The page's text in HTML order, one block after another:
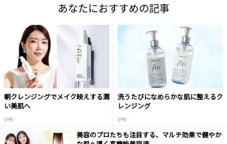
あなたにおすすめの記事
朝クレンジングでメイク映えする潤
い美肌へ
(PR)
洗うたびになめらかな肌に整えるク
レンジング
(PR)
美容のプロたちも注目する、マルチ効果で健やか